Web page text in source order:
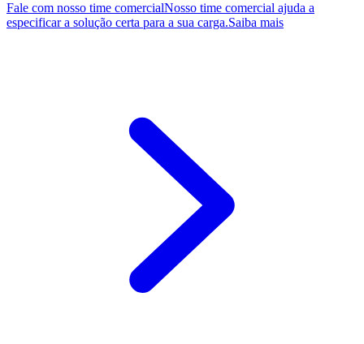
Fale com nosso time comercialNosso time comercial ajuda a
especificar a solução certa para a sua carga.Saiba mais